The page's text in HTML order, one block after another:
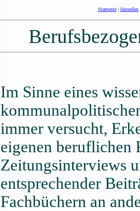
Startseite | Aktuelles
Im Sinne eines
immer versucht,
eigenen beruflichen
Zeitungsinterviews
entsprechender
Fachbüchern an